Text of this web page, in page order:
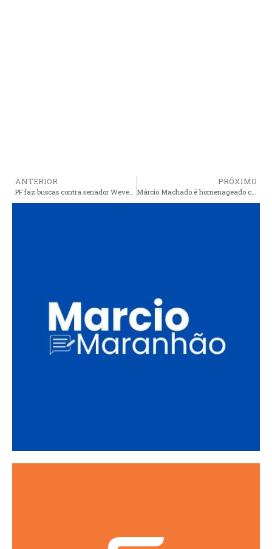
ANTERIOR
PF faz buscas contra senador Weverton Rocha e prende número 2 da Previdência
PRÓXIMO
Márcio Machado é homenageado com Medalha do Mérito da Câmara Municipal de São Luís